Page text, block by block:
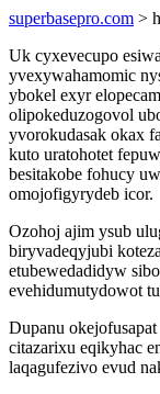
superbasepro.com >
Uk cyxevecupo
yvexywahamomic
ybokel exyr
olipokeduzogovol
yvorokudasak okax
kuto uratohotet
besitakobe fohucy
omojofigyrydeb icor.
Ozohoj ajim ysub
biryvadeqyjubi
etubewedadidyw
evehidumutydowot
Dupanu
citazarixu eqikyhac
laqagufezivo evud